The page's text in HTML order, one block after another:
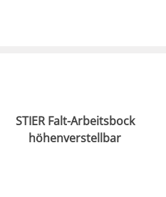
STIER Falt-Arbeitsbock
höhenverstellbar